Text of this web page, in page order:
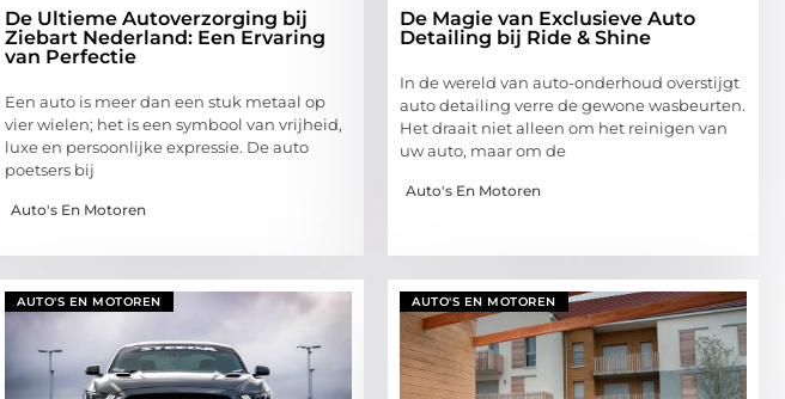
De Ultieme Autoverzorging bij
Ziebart Nederland: Een Ervaring
van Perfectie
Een auto is meer dan een stuk metaal op
vier wielen; het is een symbool van vrijheid,
luxe en persoonlijke expressie. De auto
poetsers bij
Auto's En Motoren
De Magie van Exclusieve Auto
Detailing bij Ride & Shine
In de wereld van auto-onderhoud overstijgt
auto detailing verre de gewone wasbeurten.
Het draait niet alleen om het reinigen van
uw auto, maar om de
Auto's En Motoren
AUTO'S EN MOTOREN AUTO'S EN MOTOREN